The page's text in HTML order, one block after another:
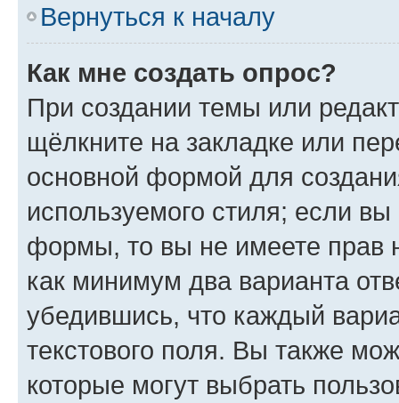
Вернуться к началу
Как мне создать опрос?
При создании темы или
щёлкните на закладке или
основной формой для
используемого стиля; если
формы, то вы не имеете прав
как минимум два варианта
убедившись, что каждый
текстового поля. Вы также
которые могут выбрать